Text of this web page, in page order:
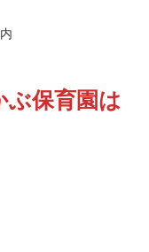
ぶ保育園は